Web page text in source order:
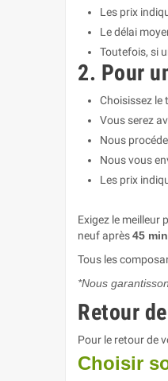
Les prix
Le délai
Toutefois, si
2. Pour
Choisissez le
Vous serez
Nous
Nous vous
Les prix
Exigez le meilleur
neuf après45
Tous les
*Nous
Retour
Pour le retour de
Choisir